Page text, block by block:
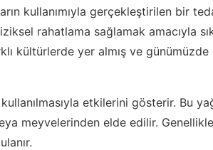
kullanımıyla gerçekleştirilen bir
rahatlama sağlamak amacıyla
kültürlerde yer almış ve
etkilerini gösterir. Bu
meyvelerinden elde edilir. Genellikle